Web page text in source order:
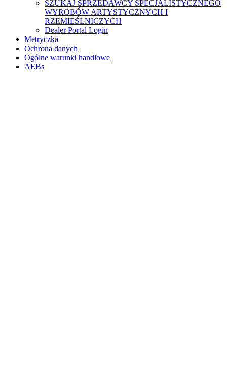
SZUKAJ SPRZEDAWCY SPECJALISTYCZNEGO
WYROBÓW ARTYSTYCZNYCH I
RZEMIEŚLNICZYCH
Dealer Portal Login
Metryczka
Ochrona danych
Ogólne warunki handlowe
AEBs